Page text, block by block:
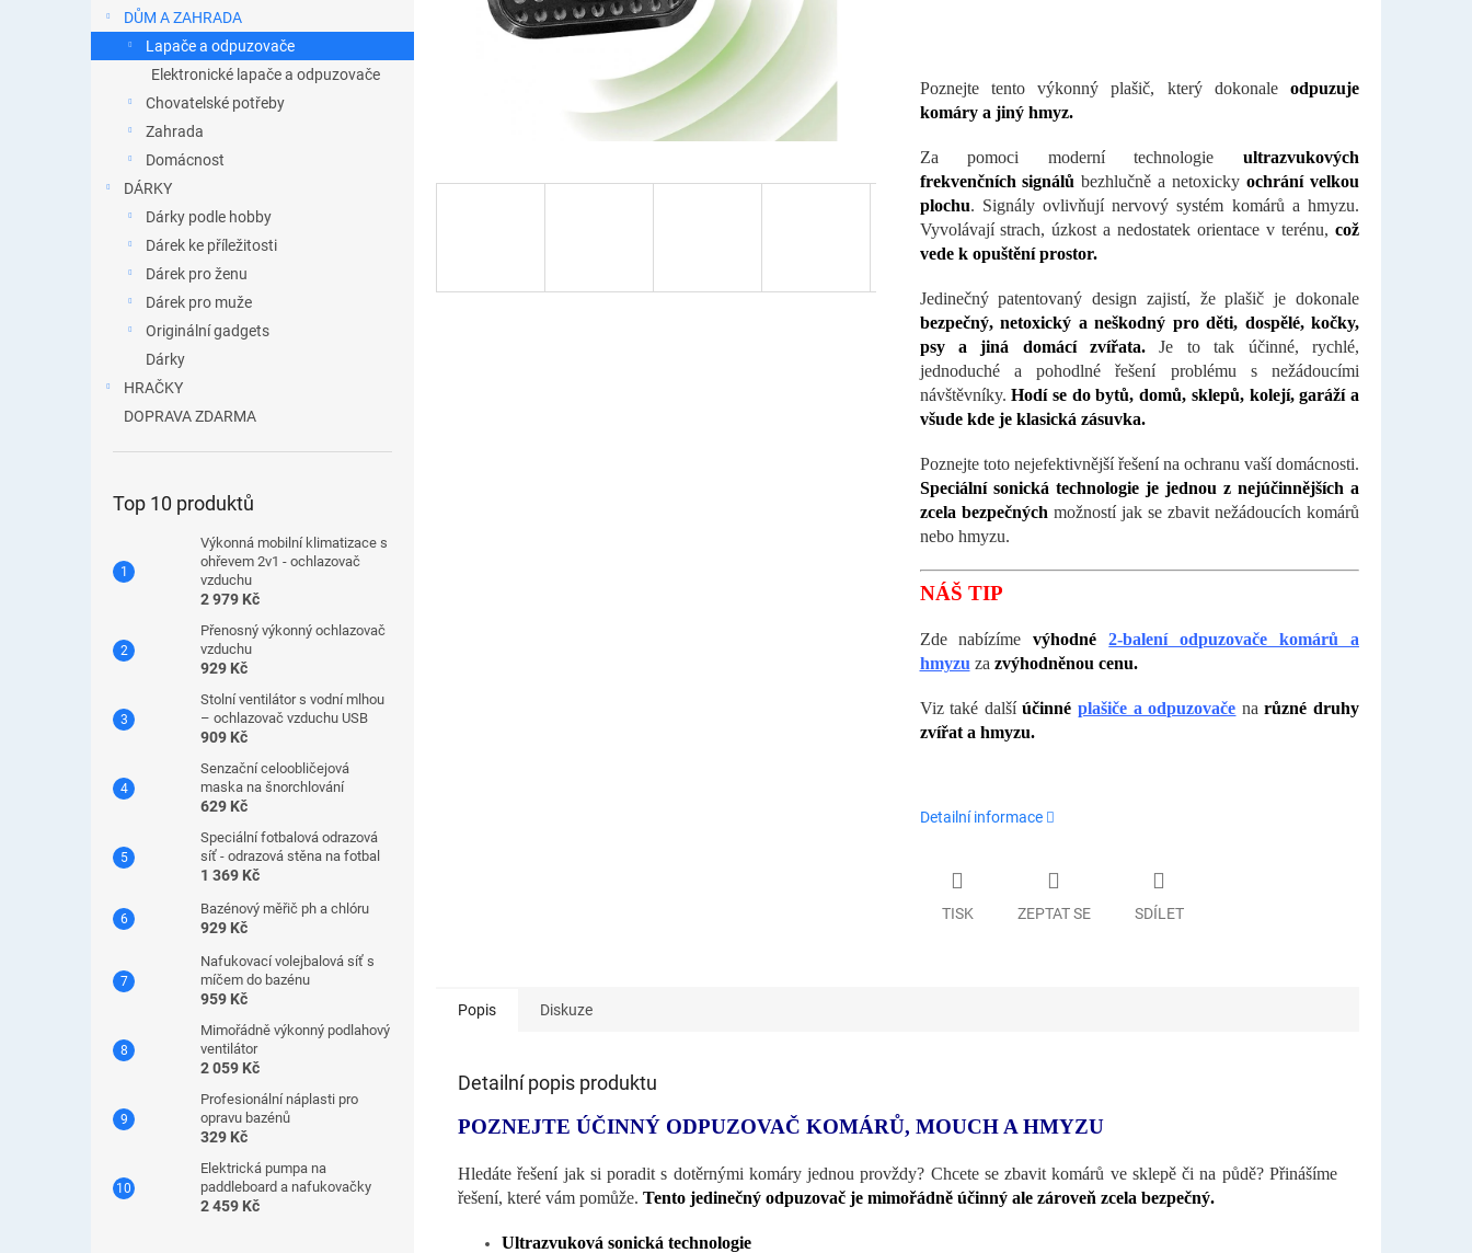
e
l
DŮM A ZAHRADA
Lapače a odpuzovače
Elektronické lapače a odpuzovače
Chovatelské potřeby
Zahrada
Domácnost
DÁRKY
Dárky podle hobby
Dárek ke příležitosti
Dárek pro ženu
Dárek pro muže
Originální gadgets
Dárky
HRAČKY
DOPRAVA ZDARMA
Top 10 produktů
Výkonná mobilní klimatizace s
ohřevem 2v1 - ochlazovač
vzduchu
2 979 Kč
Přenosný výkonný ochlazovač
vzduchu
929 Kč
Stolní ventilátor s vodní mlhou
– ochlazovač vzduchu USB
909 Kč
Senzační celoobličejová
maska ​​na šnorchlování
629 Kč
Speciální fotbalová odrazová
síť - odrazová stěna na fotbal
1 369 Kč
Bazénový měřič ph a chlóru
929 Kč
Nafukovací volejbalová síť s
míčem do bazénu
959 Kč
Mimořádně výkonný podlahový
ventilátor
2 059 Kč
Profesionální náplasti pro
opravu bazénů
329 Kč
Elektrická pumpa na
paddleboard a nafukovačky
2 459 Kč
Poznejte tento výkonný plašič, který dokonale odpuzuje
komáry a jiný hmyz.
Za pomoci moderní technologie ultrazvukových
frekvenčních signálů bezhlučně a netoxickyochrání velkou
plochu. Signály ovlivňují nervový systém komárů a hmyzu.
Vyvolávají strach, úzkost a nedostatek orientace v terénu, což
vede k opuštění prostor.
Jedinečný patentovaný design zajistí, že plašič je dokonale
bezpečný, netoxický a neškodný pro děti, dospělé, kočky,
psy a jiná domácí zvířata. Je to tak účinné, rychlé,
jednoduché a pohodlné řešení problému s nežádoucími
návštěvníky.Hodí se do bytů, domů, sklepů, kolejí, garáží a
všude kde je klasická zásuvka.
Poznejte toto nejefektivnější řešení na ochranu vaší domácnosti.
Speciální sonická technologie je jednou z nejúčinnějších a
zcela bezpečných možností jak se zbavit nežádoucích komárů
nebo hmyzu.
NÁŠ TIP
Zde nabízímevýhodné
2-balení odpuzovače komárů a
hmyzuza zvýhodněnou cenu.
Viz také dalšíúčinné plašiče a odpuzovače narůzné druhy
zvířat a hmyzu.
Detailní informace
TISK ZEPTAT SE SDÍLET
Popis Diskuze
Detailní popis produktu
POZNEJTE ÚČINNÝ ODPUZOVAČ KOMÁRŮ, MOUCH A HMYZU
Hledáte řešení jak si poradit s dotěrnými komáry jednou provždy? Chcete se zbavit komárů ve sklepě či na půdě? Přinášíme
řešení, které vám pomůže. Tento jedinečný odpuzovač je mimořádně účinný ale zároveň zcela bezpečný.
Ultrazvuková sonická technologie